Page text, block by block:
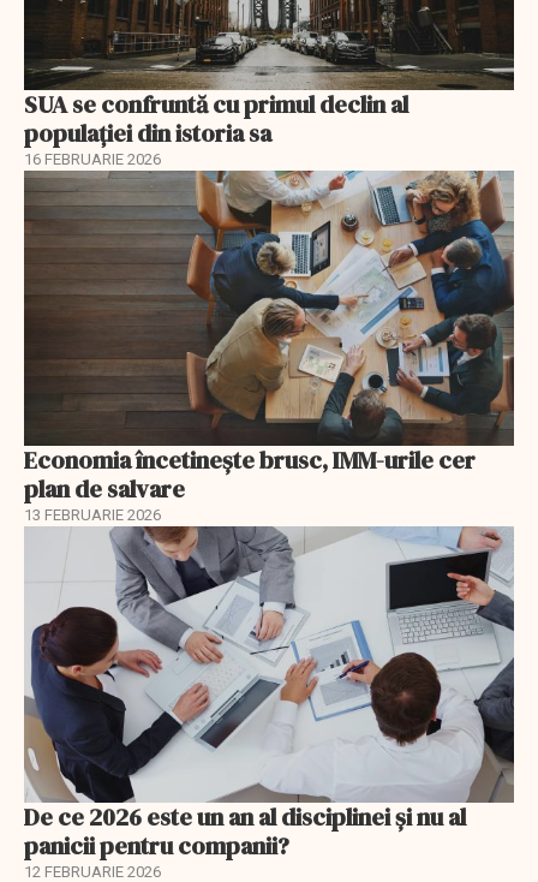
SUA se confruntă cu primul declin al
populației din istoria sa
16 FEBRUARIE 2026
Economia încetinește brusc, IMM-urile cer
plan de salvare
13 FEBRUARIE 2026
De ce 2026 este un an al disciplinei și nu al
panicii pentru companii?
12 FEBRUARIE 2026